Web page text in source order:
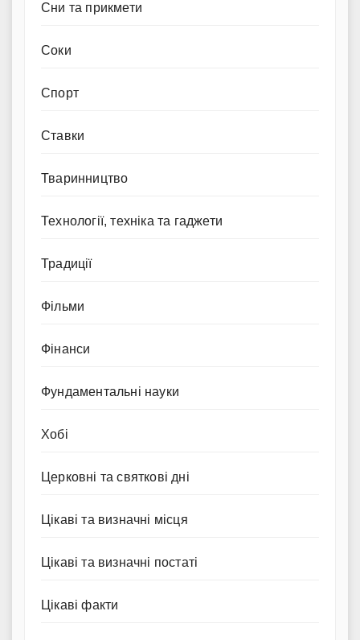
Сни та прикмети
Соки
Спорт
Ставки
Тваринництво
Технології, техніка та гаджети
Традиції
Фільми
Фінанси
Фундаментальні науки
Хобі
Церковні та святкові дні
Цікаві та визначні місця
Цікаві та визначні постаті
Цікаві факти